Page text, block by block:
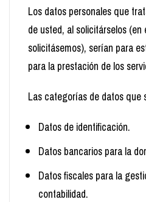
Los datos personales que
de usted, al solicitárselos
solicitásemos), serían para
para la prestación de los
Las categorías de datos que
Datos de identificación.
Datos bancarios para la
Datos fiscales para la
contabilidad.